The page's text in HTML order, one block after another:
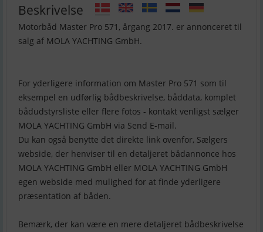
Beskrivelse
Motorbåd Master Pro 571, årgang 2017. er annonceret til
salg af MOLA YACHTING GmbH.
For yderligere information om Master Pro 571 som til
eksempel en udførlig bådbeskrivelse, båddata, komplet
bådudstyrsliste eller flere fotos - kontakt venligst sælger
MOLA YACHTING GmbH via Send E-mail.
Du kan også benytte det direkte link ovenfor, Sælgers
webside, der henviser til en detaljeret bådannonce hos
MOLA YACHTING GmbH eller MOLA YACHTING GmbH
egen webside med mulighed for at finde yderligere
præsentation af båden.
Bemærk, der kan være en mere detaljeret bådbeskrivelse